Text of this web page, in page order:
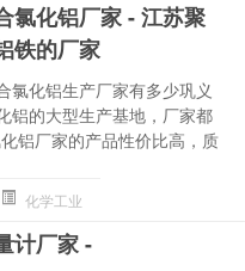
氯化铝厂家 - 江苏聚
铁的厂家
氯化铝生产厂家有多少巩义
铝的大型生产基地，厂家都
铝厂家的产品性价比高，质
化学工业
计厂家 -